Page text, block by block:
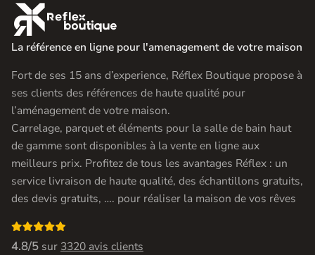

La référence en ligne pour l'amenagement de votre maison
Fort de ses 15 ans d’experience, Réflex Boutique propose à
ses clients des références de haute qualité pour
l’aménagement de votre maison.
Carrelage, parquet et éléments pour la salle de bain haut
de gamme sont disponibles à la vente en ligne aux
meilleurs prix. Profitez de tous les avantages Réflex : un
service livraison de haute qualité, des échantillons gratuits,
des devis gratuits, …. pour réaliser la maison de vos rêves

4.8/5 sur 3320 avis clients